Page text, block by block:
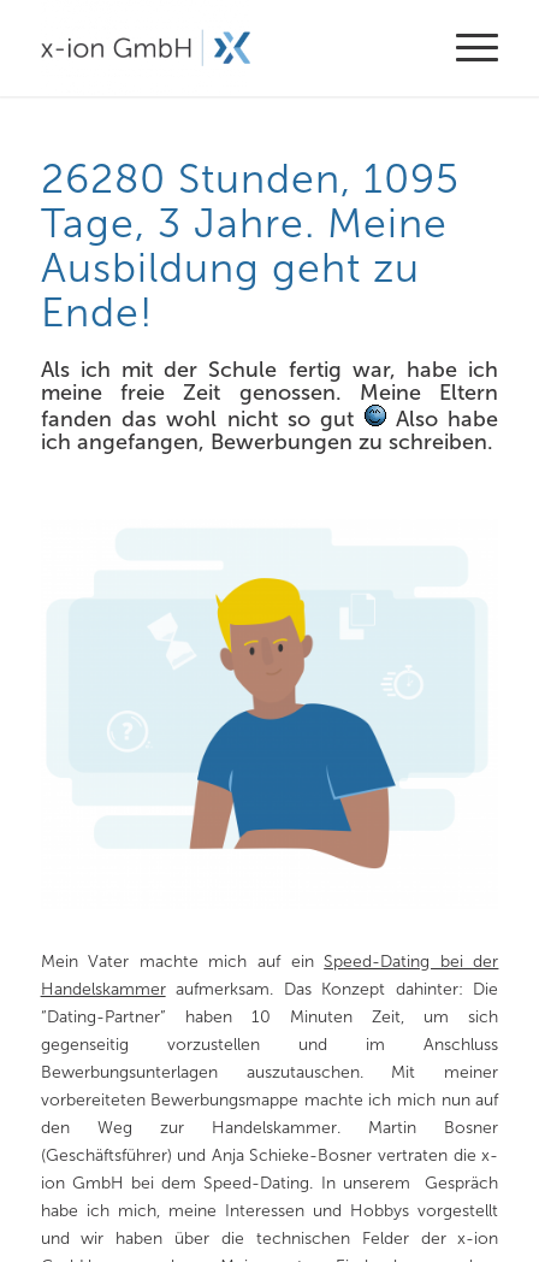
26280 Stunden, 1095
Tage, 3 Jahre. Meine
Ausbildung geht zu
Ende!
Als ich mit der Schule fertig war, habe ich
meine freie Zeit genossen. Meine Eltern
fanden das wohl nicht so gut
Also habe
ich angefangen, Bewerbungen zu schreiben.
Mein Vater machte mich auf ein Speed-Dating bei der
Handelskammeraufmerksam. Das Konzept dahinter: Die
“Dating-Partner” haben 10 Minuten Zeit, um sich
gegenseitig vorzustellen und im Anschluss
Bewerbungsunterlagen auszutauschen. Mit meiner
vorbereiteten Bewerbungsmappe machte ich mich nun auf
den Weg zur Handelskammer. Martin Bosner
(Geschäftsführer) und Anja Schieke-Bosner vertraten die x-
ion GmbH bei dem Speed-Dating. In unserem Gespräch
habe ich mich, meine Interessen und Hobbys vorgestellt
und wir haben über die technischen Felder der x-ion